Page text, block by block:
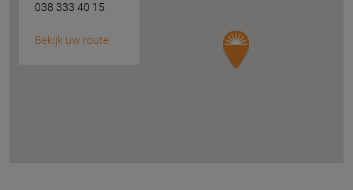
038 333 40 15
Bekijk uw route